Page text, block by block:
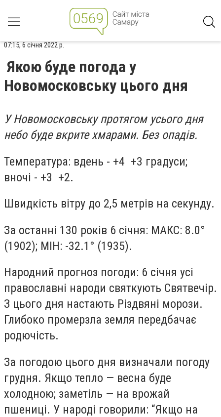
07:15, 6 січня 2022 р.
Якою буде погода у
Новомосковську цього дня
У Новомосковську протягом усього дня
небо буде вкрите хмарами. Без опадів.
Температура: вдень - +4 +3 градуси;
вночі - +3 +2.
Швидкість вітру до 2,5 метрів на секунду.
За останні 130 років 6 січня: МАКС: 8.0°
(1902); МІН: -32.1° (1935).
Народний прогноз погоди: 6 січня усі
православні народи святкують Святвечір.
З цього дня настають Різдвяні морози.
Глибоко промерзла земля передбачає
родючість.
За погодою цього дня визначали погоду
грудня. Якщо тепло — весна буде
холодною; заметіль — на врожай
пшениці. У народі говорили: “Якщо на